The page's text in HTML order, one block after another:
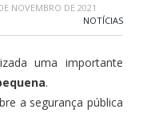
NOVEMBRO DE 2021
NOTÍCIAS
uma importante
.
a segurança pública